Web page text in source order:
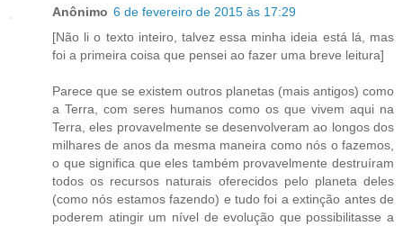
Anônimo 6 de fevereiro de 2015 às 17:29
[Não li o texto inteiro, talvez essa minha ideia está lá, mas
foi a primeira coisa que pensei ao fazer uma breve leitura]
Parece que se existem outros planetas (mais antigos) como
a Terra, com seres humanos como os que vivem aqui na
Terra, eles provavelmente se desenvolveram ao longos dos
milhares de anos da mesma maneira como nós o fazemos,
o que significa que eles também provavelmente destruíram
todos os recursos naturais oferecidos pelo planeta deles
(como nós estamos fazendo) e tudo foi a extinção antes de
poderem atingir um nível de evolução que possibilitasse a